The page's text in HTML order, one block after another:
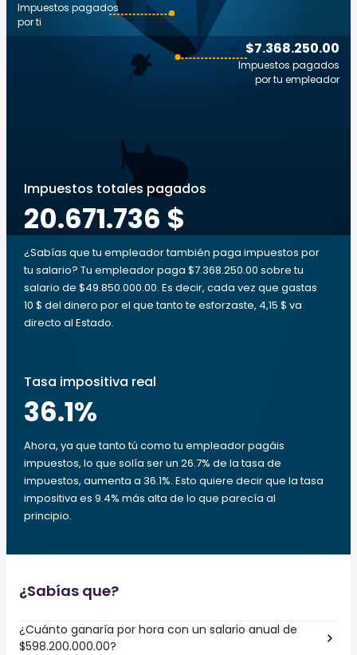
$7.368.250.00
Impuestos pagados
por tu empleador
Impuestos pagados
por ti
Impuestos totales pagados
20.671.736 $
¿Sabías que tu empleador también paga impuestos por
tu salario? Tu empleador paga $7.368.250.00 sobre tu
salario de $49.850.000.00. Es decir, cada vez que gastas
10 $ del dinero por el que tanto te esforzaste, 4,15 $ va
directo al Estado.
Tasa impositiva real
36.1%
Ahora, ya que tanto tú como tu empleador pagáis
impuestos, lo que solía ser un 26.7% de la tasa de
impuestos, aumenta a 36.1%. Esto quiere decir que la tasa
impositiva es 9.4% más alta de lo que parecía al
principio.
¿Sabías que?
¿Cuánto ganaría por hora con un salario anual de
$598.200.000.00?